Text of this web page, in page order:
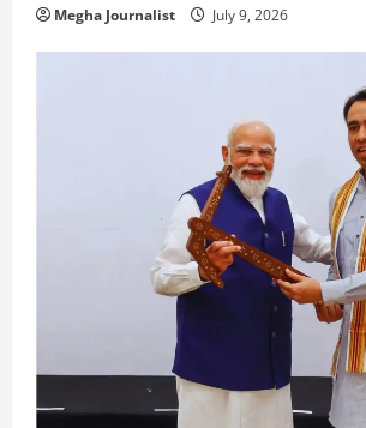
Megha Journalist July 9, 2026